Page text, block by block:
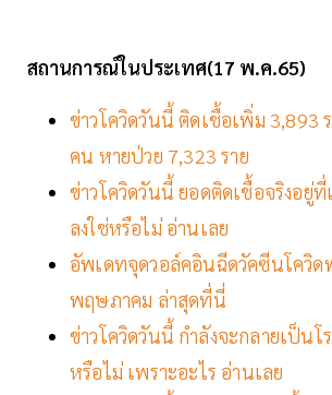
สถานการณ์ในประเทศ(17 พ.ค.65)
ข่าวโควิดวันนี้ ติดเชื้อเพิ่ม 3,893
คน หายป่วย 7,323 ราย
ข่าวโควิดวันนี้ ยอดติดเชื้อจริงอยู่
ลงใช่หรือไม่ อ่านเลย
อัพเดทจุดวอล์คอินฉีดวัคซีนโควิด
พฤษภาคม ล่าสุดที่นี่
ข่าวโควิดวันนี้ กำลังจะกลายเป็นโ
หรือไม่ เพราะอะไร อ่านเลย